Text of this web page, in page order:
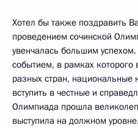
Хотел бы также поздравить
проведением сочинской
увенчалась большим
событием, в рамках которого
разных стран, национальные
вступить в честные и
Олимпиада прошла
выступила на должном